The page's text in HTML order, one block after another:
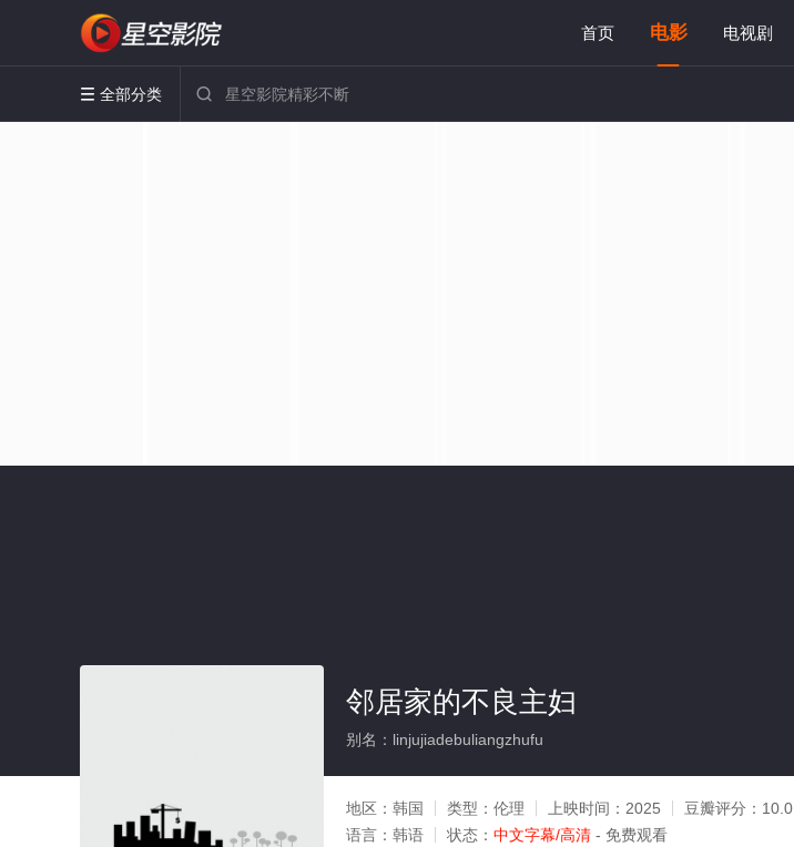
首页 电影 电视剧
 全部分类 
邻居家的不良主妇
别名：linjujiadebuliangzhufu
地区： 韩国 类型： 伦理 上映时间： 2025 豆瓣评分： 10.0
语言： 韩语 状态： 中文字幕/高清 - 免费观看